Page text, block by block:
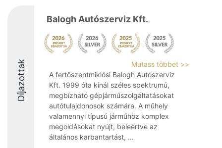
Díjazottak
Balogh Autószerviz Kft.
Mutass többet >>
A fertőszentmiklósi Balogh Autószerviz
Kft. 1999 óta kínál széles spektrumú,
megbízható gépjárműszolgáltatásokat
autótulajdonosok számára. A műhely
valamennyi típusú járműhöz komplex
megoldásokat nyújt, beleértve az
általános karbantartást, ...